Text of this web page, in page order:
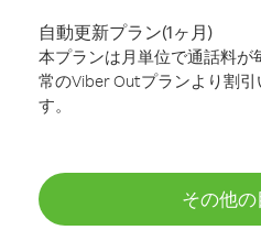
自動更新プラン(1ヶ月)
本プランは月単位で通話料が
常のViber Outプランより割
す。
その他